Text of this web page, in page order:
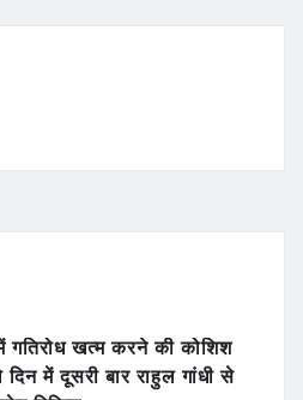
खत्म करने की कोशिश
में दूसरी बार राहुल गांधी से